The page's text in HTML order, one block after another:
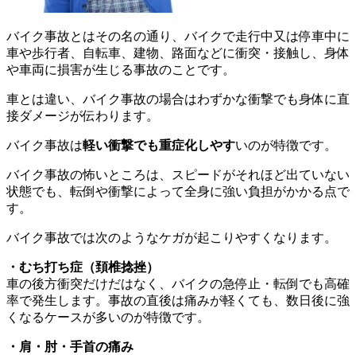
バイク事故とはその名の通り、バイクで走行中又は停車中に
車や歩行者、自転車、建物、路面などに衝突・接触し、身体
や車両に損害が生じる事故のことです。
車とは違い、バイク事故の場合はわずかな衝撃でも身体に直
接ダメージが伝わります。
バイク事故は軽い衝撃でも重症化しやすいのが特徴です。
バイク事故の怖いところは、スピードがそれほど出ていない
状態でも、 転倒や衝撃によって全身に強い負担がかかる 点で
す。
バイク事故では次のようなケガが起こりやすくなります。
・むち打ち症（頚椎捻挫）
車の後方衝突だけだはなく、バイクの急停止・転倒でも高確
率で発生します。 事故の直後は痛みが軽くても、数日後に強
くなるケースが多いのが特徴です。
・肩・肘・手首の痛み